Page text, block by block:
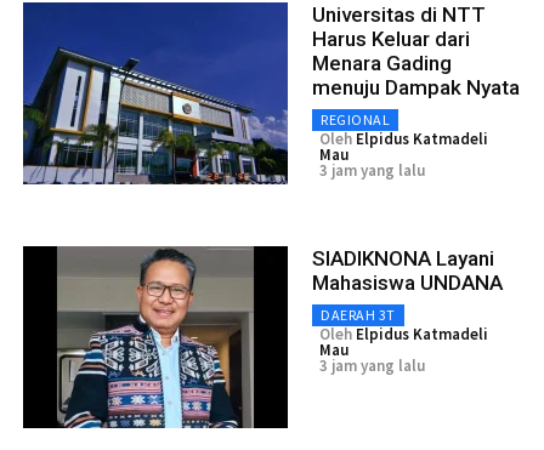
Universitas di NTT
Harus Keluar dari
Menara Gading
menuju Dampak Nyata
REGIONAL
Oleh Elpidus Katmadeli
Mau
3 jam yang lalu
SIADIKNONA Layani
Mahasiswa UNDANA
DAERAH 3T
Oleh Elpidus Katmadeli
Mau
3 jam yang lalu